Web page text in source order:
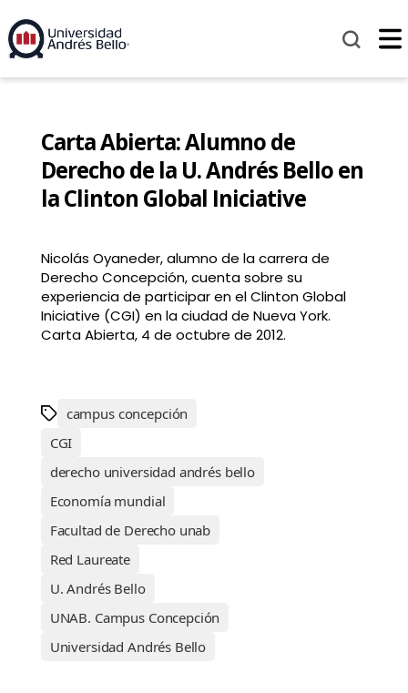
Carta Abierta: Alumno de
Derecho de la U. Andrés Bello en
la Clinton Global Iniciative
Nicolás Oyaneder, alumno de la carrera de
Derecho Concepción, cuenta sobre su
experiencia de participar en el Clinton Global
Iniciative (CGI) en la ciudad de Nueva York.
Carta Abierta, 4 de octubre de 2012.
campus concepción
CGI
derecho universidad andrés bello
Economía mundial
Facultad de Derecho unab
Red Laureate
U. Andrés Bello
UNAB. Campus Concepción
Universidad Andrés Bello